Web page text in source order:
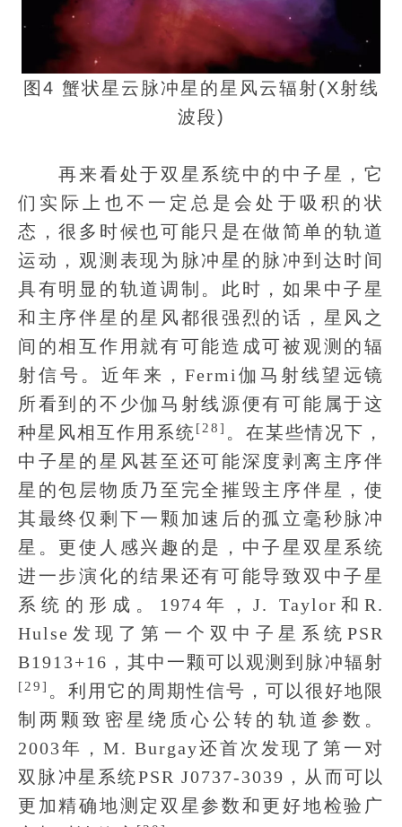
图4 蟹状星云脉冲星的星风云辐射(X射线
波段)
再来看处于双星系统中的中子星，它
们实际上也不一定总是会处于吸积的状
态，很多时候也可能只是在做简单的轨道
运动，观测表现为脉冲星的脉冲到达时间
具有明显的轨道调制。此时，如果中子星
和主序伴星的星风都很强烈的话，星风之
间的相互作用就有可能造成可被观测的辐
射信号。近年来，Fermi伽马射线望远镜
所看到的不少伽马射线源便有可能属于这
种星风相互作用系统[28] 。在某些情况下，
中子星的星风甚至还可能深度剥离主序伴
星的包层物质乃至完全摧毁主序伴星，使
其最终仅剩下一颗加速后的孤立毫秒脉冲
星。更使人感兴趣的是，中子星双星系统
进一步演化的结果还有可能导致双中子星
系统的形成。1974年，J. Taylor和R.
Hulse发现了第一个双中子星系统PSR
B1913+16，其中一颗可以观测到脉冲辐射
[29] 。利用它的周期性信号，可以很好地限
制两颗致密星绕质心公转的轨道参数。
2003年，M. Burgay还首次发现了第一对
双脉冲星系统PSR J0737-3039，从而可以
更加精确地测定双星参数和更好地检验广